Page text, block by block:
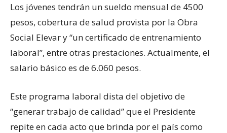
Los jóvenes tendrán un sueldo mensual de 4500
pesos, cobertura de salud provista por la Obra
Social Elevar y “un certificado de entrenamiento
laboral”, entre otras prestaciones. Actualmente, el
salario básico es de 6.060 pesos.
Este programa laboral dista del objetivo de
“generar trabajo de calidad” que el Presidente
repite en cada acto que brinda por el país como